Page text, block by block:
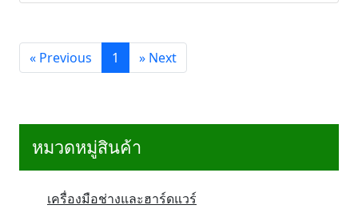
หมวดหมู่สินค้า
เครื่องมือช่างและฮาร์ดแวร์
« Previous 1 » Next